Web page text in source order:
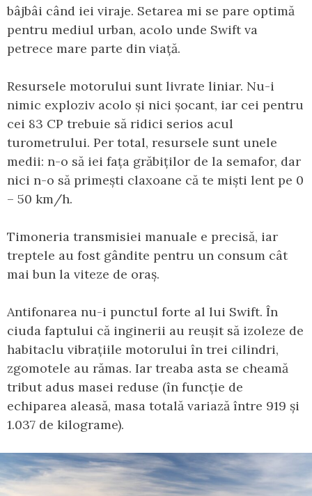
bâjbâi când iei viraje. Setarea mi se pare optimă
pentru mediul urban, acolo unde Swift va
petrece mare parte din viață.
Resursele motorului sunt livrate liniar. Nu-i
nimic exploziv acolo și nici șocant, iar cei pentru
cei 83 CP trebuie să ridici serios acul
turometrului. Per total, resursele sunt unele
medii: n-o să iei fața grăbiților de la semafor, dar
nici n-o să primești claxoane că te miști lent pe 0
– 50 km/h.
Timoneria transmisiei manuale e precisă, iar
treptele au fost gândite pentru un consum cât
mai bun la viteze de oraș.
Antifonarea nu-i punctul forte al lui Swift. În
ciuda faptului că inginerii au reușit să izoleze de
habitaclu vibrațiile motorului în trei cilindri,
zgomotele au rămas. Iar treaba asta se cheamă
tribut adus masei reduse (în funcție de
echiparea aleasă, masa totală variază între 919 și
1.037 de kilograme).